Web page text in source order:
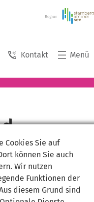
Kontakt Menü
Cookies Sie auf
können Sie auch
Wir nutzen
Funktionen der
diesem Grund sind